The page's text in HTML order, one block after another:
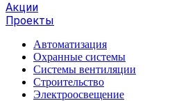
Акции
Проекты
Автоматизация
Охранные системы
Системы вентиляции
Строительство
Электроосвещение